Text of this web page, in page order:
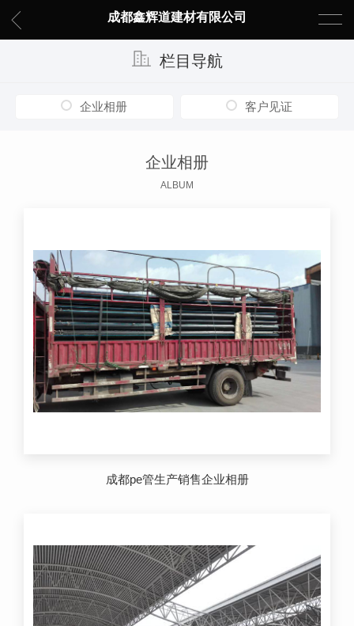
成都鑫辉道建材有限公司
栏目导航
企业相册 客户见证
企业相册
ALBUM
成都pe管生产销售企业相册